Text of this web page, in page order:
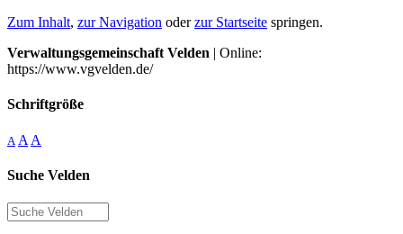
Zum Inhalt, zur Navigation oderzur Startseite springen.
Verwaltungsgemeinschaft Velden | Online:
https://www.vgvelden.de/
Schriftgröße
A A A
Suche Velden